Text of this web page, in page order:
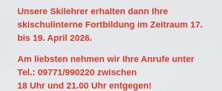
Unsere Skilehrer erhalten dann Ihre
skischulinterne Fortbildung im Zeitraum 17.
bis 19. April 2026.
Am liebsten nehmen wir Ihre Anrufe unter
Tel.: 09771/990220 zwischen
18 Uhr und 21.00 Uhr entgegen!